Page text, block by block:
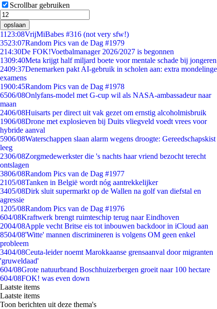
Scrollbar gebruiken
opslaan
11 23:08VrijMiBabes #316 (not very sfw!)
3523:07Random Pics van de Dag #1979
214:30De FOK!Voetbalmanager 2026/2027 is begonnen
1309:40Meta krijgt half miljard boete voor mentale schade bij jongeren
2409:37Denemarken pakt AI-gebruik in scholen aan: extra mondelinge
examens
1900:45Random Pics van de Dag #1978
6506/08Onlyfans-model met G-cup wil als NASA-ambassadeur naar
maan
2406/08Huisarts per direct uit vak gezet om ernstig alcoholmisbruik
1906/08Drone met explosieven bij Duits vliegveld voedt vrees voor
hybride aanval
5906/08Waterschappen slaan alarm wegens droogte: Gereedschapskist
leeg
2306/08Zorgmedewerkster die 's nachts haar vriend bezocht terecht
ontslagen
3806/08Random Pics van de Dag #1977
2105/08Tanken in België wordt nóg aantrekkelijker
3405/08Dirk sluit supermarkt op de Wallen na golf van diefstal en
agressie
1205/08Random Pics van de Dag #1976
604/08Kraftwerk brengt ruimteschip terug naar Eindhoven
2004/08Apple vecht Britse eis tot inbouwen backdoor in iCloud aan
8504/08'Witte' mannen discrimineren is volgens OM geen enkel
probleem
3404/08Ceuta-leider noemt Marokkaanse grensaanval door migranten
'gruweldaad'
604/08Grote natuurbrand Boschhuizerbergen groeit naar 100 hectare
604/08FOK! was even down
Laatste items
Laatste items
Toon berichten uit deze thema's